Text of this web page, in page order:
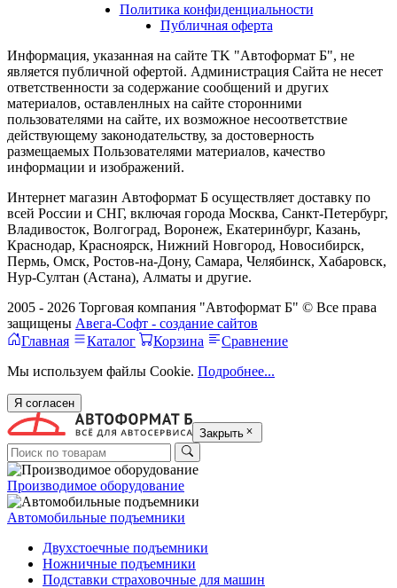
Политика конфиденциальности
Публичная оферта
Информация, указанная на сайте TK "Автоформат Б", не
является публичной офертой. Администрация Сайта не несет
ответственности за содержание сообщений и других
материалов, оставленлных на сайте сторонними
пользователями на сайте, их возможное несоответствие
действующему законодательству, за достоверность
размещаемых Пользователями материалов, качество
информации и изображений.
Интернет магазин Автоформат Б осуществляет доставку по
всей России и СНГ, включая города Москва, Санкт-Петербург,
Владивосток, Волгоград, Воронеж, Екатеринбург, Казань,
Краснодар, Красноярск, Нижний Новгород, Новосибирск,
Пермь, Омск, Ростов-на-Дону, Самара, Челябинск, Хабаровск,
Нур-Султан (Астана), Алматы и другие.
2005 - 2026 Торговая компания "Автоформат Б" © Все права
защищены Авега-Софт - создание сайтов
Главная
Каталог Корзина
Сравнение
Мы используем файлы Cookie. Подробнее...
Я согласен
Закрыть
Производимое оборудование
Автомобильные подъемники
Двухстоечные подъемники
Ножничные подъемники
Подставки страховочные для машин